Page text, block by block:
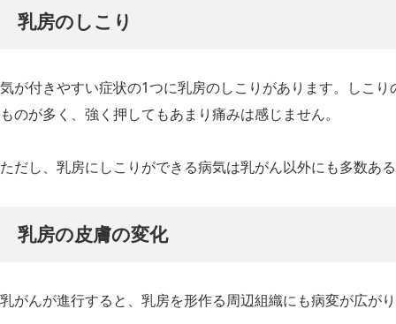
乳房のしこり
気が付きやすい症状の1つに乳房のしこりがあります。しこ
ものが多く、強く押してもあまり痛みは感じません。
ただし、乳房にしこりができる病気は乳がん以外にも多数あ
乳房の皮膚の変化
乳がんが進行すると、乳房を形作る周辺組織にも病変が広が